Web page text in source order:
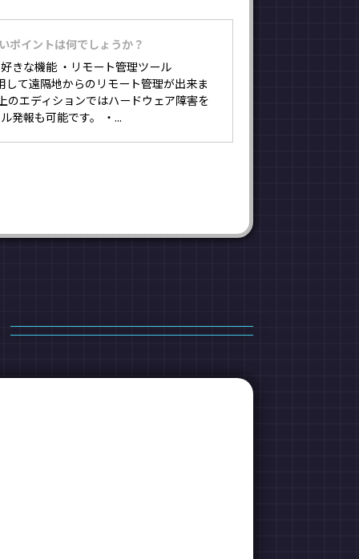
ポイントは何でしょうか？
きな機能 ・リモート管理ツール
して遠隔地からのリモート管理が出来ま
のエディションではハードウェア障害を
発報も可能です。 ・...